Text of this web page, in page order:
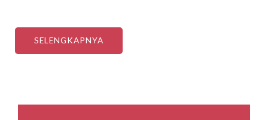
SELENGKAPNYA